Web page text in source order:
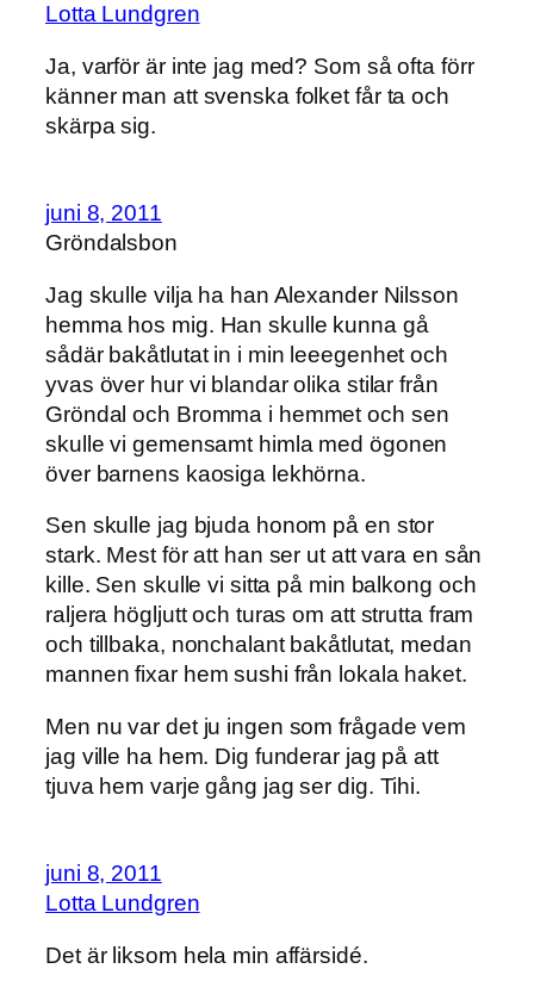
Lotta Lundgren
Ja, varför är inte jag med? Som så ofta förr
känner man att svenska folket får ta och
skärpa sig.
juni 8, 2011
Gröndalsbon
Jag skulle vilja ha han Alexander Nilsson
hemma hos mig. Han skulle kunna gå
sådär bakåtlutat in i min leeegenhet och
yvas över hur vi blandar olika stilar från
Gröndal och Bromma i hemmet och sen
skulle vi gemensamt himla med ögonen
över barnens kaosiga lekhörna.
Sen skulle jag bjuda honom på en stor
stark. Mest för att han ser ut att vara en sån
kille. Sen skulle vi sitta på min balkong och
raljera högljutt och turas om att strutta fram
och tillbaka, nonchalant bakåtlutat, medan
mannen fixar hem sushi från lokala haket.
Men nu var det ju ingen som frågade vem
jag ville ha hem. Dig funderar jag på att
tjuva hem varje gång jag ser dig. Tihi.
juni 8, 2011
Lotta Lundgren
Det är liksom hela min affärsidé.